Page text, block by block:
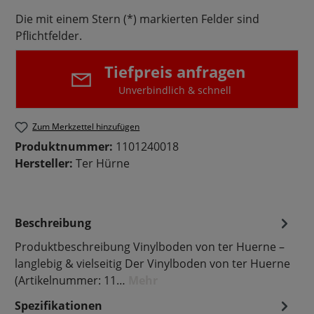
Die mit einem Stern (*) markierten Felder sind
Pflichtfelder.
Tiefpreis anfragen
Unverbindlich & schnell
Zum Merkzettel hinzufügen
Produktnummer: 1101240018
Hersteller: Ter Hürne
Beschreibung
Produktbeschreibung Vinylboden von ter Huerne –
langlebig & vielseitig Der Vinylboden von ter Huerne
(Artikelnummer: 11…
Spezifikationen